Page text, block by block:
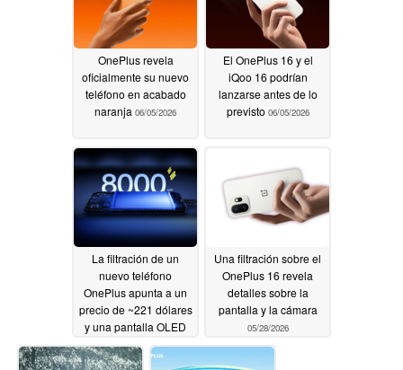
OnePlus revela
oficialmente su nuevo
teléfono en acabado
naranja 06/05/2026
El OnePlus 16 y el
iQoo 16 podrían
lanzarse antes de lo
previsto 06/05/2026
La filtración de un
nuevo teléfono
OnePlus apunta a un
precio de ~221 dólares
y una pantalla OLED
de 144 Hz 06/02/2026
Una filtración sobre el
OnePlus 16 revela
detalles sobre la
pantalla y la cámara
05/28/2026